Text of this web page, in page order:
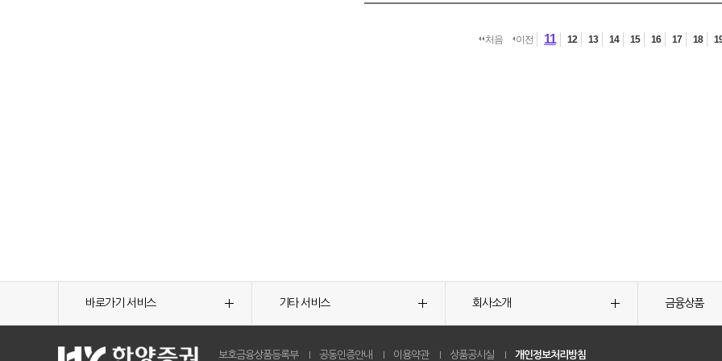
처음 이전 11 12 13 14 15 16 17 18
바로가기 서비스 기타 서비스 회사소개 금융상품
보호금융상품등록부 공동인증안내 이용약관 상품공시실 개인정보처리방침